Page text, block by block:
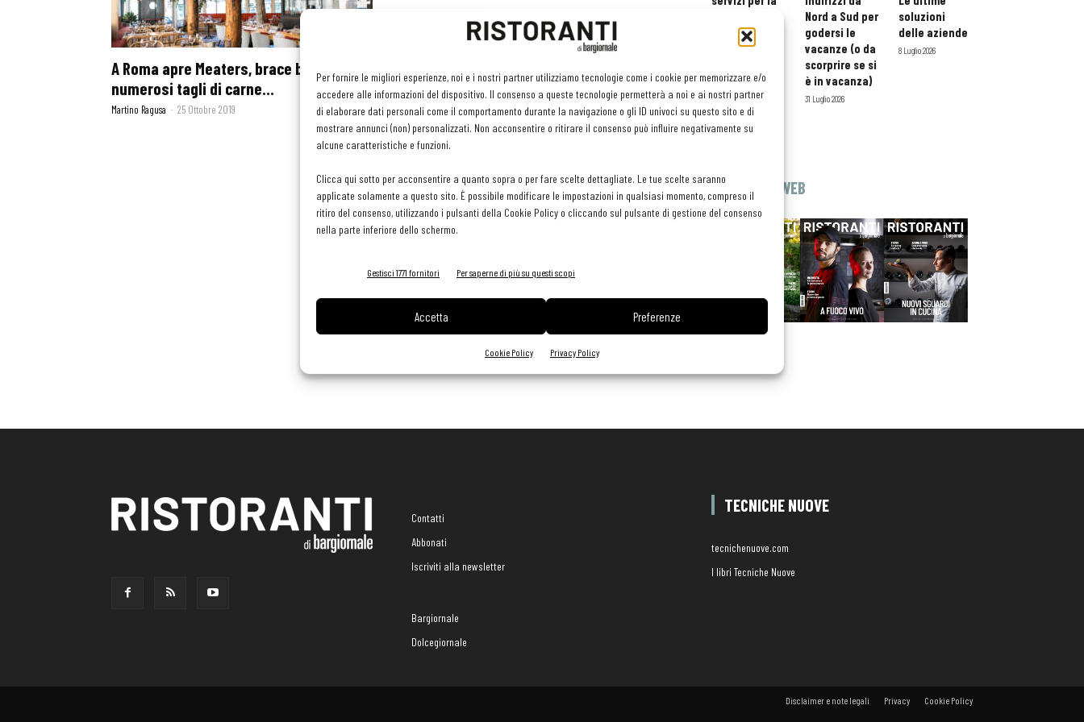
Per fornire le migliori esperienze, noi e i nostri partner utilizziamo tecnologie come i cookie per memorizzare e/o
accedere alle informazioni del dispositivo. Il consenso a queste tecnologie permetterà a noi e ai nostri partner
di elaborare dati personali come il comportamento durante la navigazione o gli ID univoci su questo sito e di
mostrare annunci (non) personalizzati. Non acconsentire o ritirare il consenso può influire negativamente su
alcune caratteristiche e funzioni.
Clicca qui sotto per acconsentire a quanto sopra o per fare scelte dettagliate. Le tue scelte saranno
applicate solamente a questo sito. È possibile modificare le impostazioni in qualsiasi momento, compreso il
ritiro del consenso, utilizzando i pulsanti della Cookie Policy o cliccando sul pulsante di gestione del consenso
nella parte inferiore dello schermo.
Gestisci 1771 fornitori Per saperne di più su questi scopi
Accetta Preferenze
Cookie Policy Privacy Policy
A Roma apre Meaters, brace bar con
numerosi tagli di carne...
Martino Ragusa - 25 Ottobre 2019
orario esteso
e tessera
professionisti
HoReCa
29 Luglio 2026
Nord a Sud per
godersi le
vacanze (o da
scorprire se si
è in vacanza)
31 Luglio 2026
soluzioni
delle aziende
8 Luglio 2026
EDICOLA WEB
Contatti
Abbonati
Iscriviti alla newsletter
Bargiornale
Dolcegiornale
TECNICHE NUOVE
tecnichenuove.com
I libri Tecniche Nuove
Disclaimer e note legali Privacy Cookie Policy